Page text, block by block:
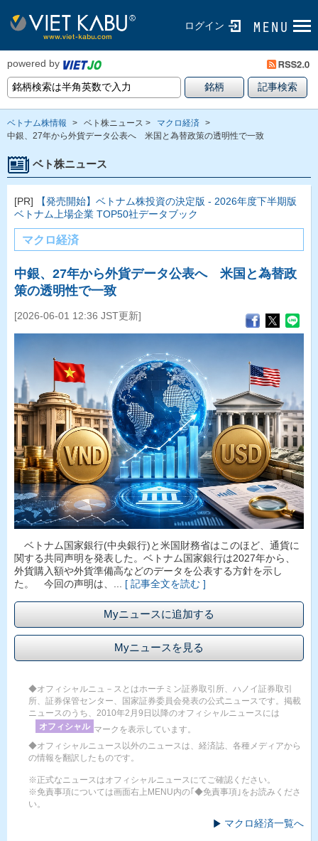
ログイン
powered by
ベトナム株情報 > ベト株ニュース > マクロ経済 >
中銀、27年から外貨データ公表へ 米国と為替政策の透明性で一致
ベト株ニュース
[PR]
【発売開始】ベトナム株投資の決定版 - 2026年度下半期版
ベトナム上場企業 TOP50社データブック
マクロ経済
中銀、27年から外貨データ公表へ 米国と為替政
策の透明性で一致
[2026-06-01 12:36 JST更新]
ベトナム国家銀行(中央銀行)と米国財務省はこのほど、通貨に
関する共同声明を発表した。ベトナム国家銀行は2027年から、
外貨購入額や外貨準備高などのデータを公表する方針を示し
た。 今回の声明は、... [ 記事全文を読む ]
Myニュースに追加する
Myニュースを見る
◆オフィシャルニュ－スとはホーチミン証券取引所、ハノイ証券取引
所、証券保管センター、国家証券委員会発表の公式ニュースです。掲載
ニュースのうち、2010年2月9日以降のオフィシャルニュースには
オフィシャル マークを表示しています。
◆オフィシャルニュース以外のニュースは、経済誌、各種メディアから
の情報を翻訳したものです。
※正式なニュースはオフィシャルニュースにてご確認ください。
※免責事項については画面右上MENU内の｢◆免責事項｣をお読みくださ
い。
マクロ経済一覧へ